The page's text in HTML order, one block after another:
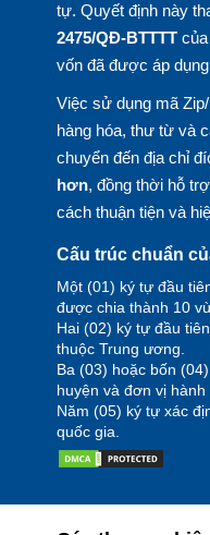
tự. Quyết định này
2475/QĐ-BTTTTcủa
vốn đã được áp
Việc sử dụng mã
hàng hóa, thư từ và
chuyển đến địa chỉ
hơn, đồng thời hỗ
cách thuận tiện và
Cấu trúc chuẩn
Một (01) ký tự đầu
được chia thành 10
Hai (02) ký tự đầu
thuộc Trung ương.
Ba (03) hoặc bốn
huyện và đơn vị
Năm (05) ký tự xác
quốc gia.